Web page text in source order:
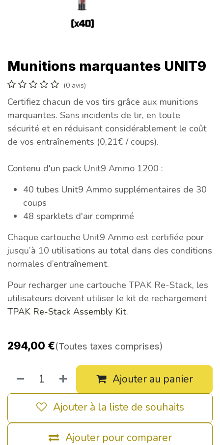
Munitions marquantes UNIT9
(0 avis)
Certifiez chacun de vos tirs grâce aux munitions
marquantes. Sans incidents de tir, en toute
sécurité et en réduisant considérablement le coût
de vos entraînements (0,21€ / coups).
Contenu d'un pack Unit9 Ammo 1200 :
40 tubes Unit9 Ammo supplémentaires de 30
coups
48 sparklets d'air comprimé
Chaque cartouche Unit9 Ammo est certifiée pour
jusqu’à 10 utilisations au total dans des conditions
normales d’entraînement.
Pour recharger une cartouche TPAK Re-Stack, les
utilisateurs doivent utiliser le kit de rechargement
TPAK Re-Stack Assembly Kit.
294,00 €(Toutes taxes comprises)
Ajouter au panier
Ajouter pour comparer
Ajouter à la liste de souhaits